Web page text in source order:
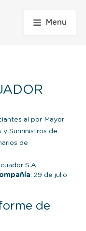
Menu
al por Mayor
y Suministros de
de
S.A.
: 29 de julio
de